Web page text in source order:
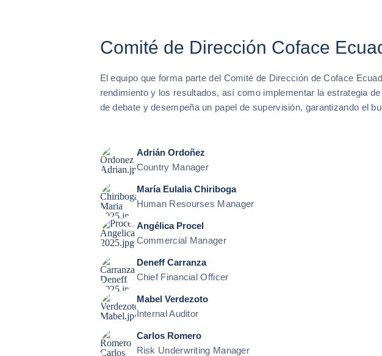
Comité de Dirección Coface
El equipo que forma parte del Comité de Dirección de Coface
rendimiento y los resultados, así como implementar la estrategia
de debate y desempeña un papel de supervisión, garantizando el
Adrián Ordoñez
Country Manager
María Eulalia Chiriboga
Human Resourses Manager
Angélica Procel
Commercial Manager
Deneff Carranza
Chief Financial Officer
Mabel Verdezoto
Internal Auditor
Carlos Romero
Risk Underwriting Manager